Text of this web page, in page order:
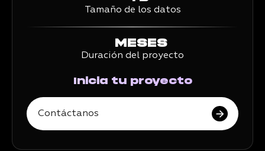
Tamaño de los datos
MESES
Duración del proyecto
Inicia tu proyecto
Contáctanos